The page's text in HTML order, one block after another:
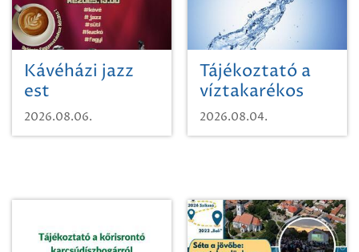
Kávéházi jazz
est
2026.08.06.
Tájékoztató a
víztakarékos
vízhasználatról
2026.08.04.